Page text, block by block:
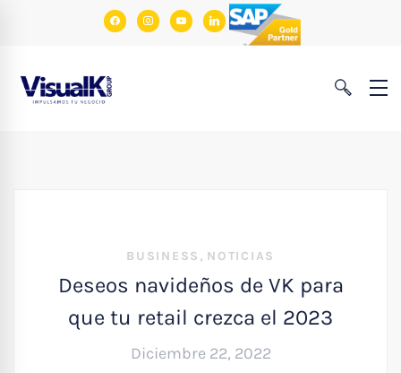
facebookinstagram
youtubelinkedin
BUSINESS , NOTICIAS
Deseos navideños de VK para
que tu retail crezca el 2023
Diciembre 22, 2022